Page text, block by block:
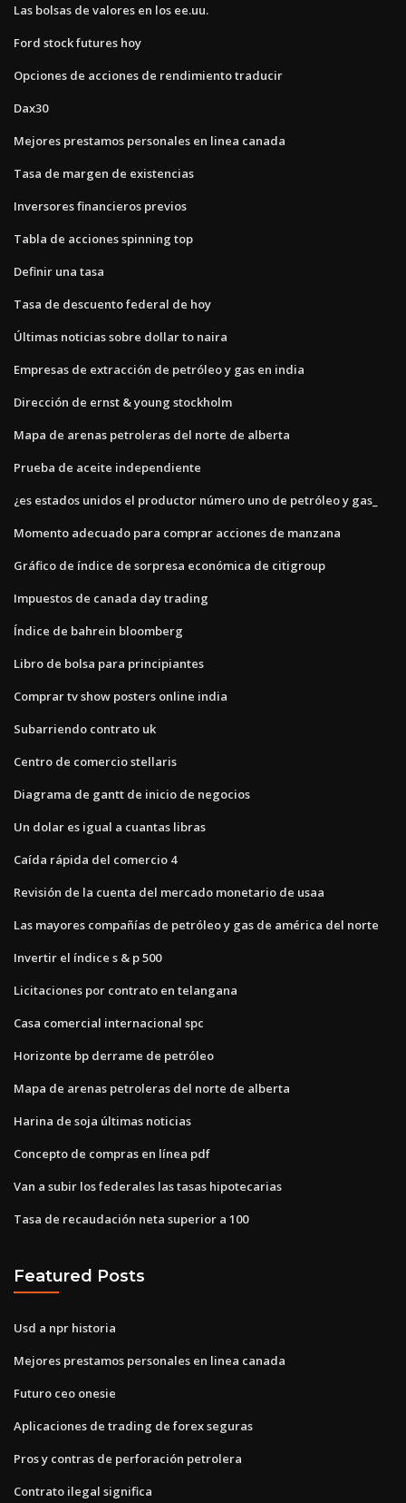
Las bolsas de valores en los ee.uu.
Ford stock futures hoy
Opciones de acciones de rendimiento traducir
Dax30
Mejores prestamos personales en linea canada
Tasa de margen de existencias
Inversores financieros previos
Tabla de acciones spinning top
Definir una tasa
Tasa de descuento federal de hoy
Últimas noticias sobre dollar to naira
Empresas de extracción de petróleo y gas en india
Dirección de ernst & young stockholm
Mapa de arenas petroleras del norte de alberta
Prueba de aceite independiente
¿es estados unidos el productor número uno de petróleo y gas_
Momento adecuado para comprar acciones de manzana
Gráfico de índice de sorpresa económica de citigroup
Impuestos de canada day trading
Índice de bahrein bloomberg
Libro de bolsa para principiantes
Comprar tv show posters online india
Subarriendo contrato uk
Centro de comercio stellaris
Diagrama de gantt de inicio de negocios
Un dolar es igual a cuantas libras
Caída rápida del comercio 4
Revisión de la cuenta del mercado monetario de usaa
Las mayores compañías de petróleo y gas de américa del norte
Invertir el índice s & p 500
Licitaciones por contrato en telangana
Casa comercial internacional spc
Horizonte bp derrame de petróleo
Mapa de arenas petroleras del norte de alberta
Harina de soja últimas noticias
Concepto de compras en línea pdf
Van a subir los federales las tasas hipotecarias
Tasa de recaudación neta superior a 100
Featured Posts
Usd a npr historia
Mejores prestamos personales en linea canada
Futuro ceo onesie
Aplicaciones de trading de forex seguras
Pros y contras de perforación petrolera
Contrato ilegal significa